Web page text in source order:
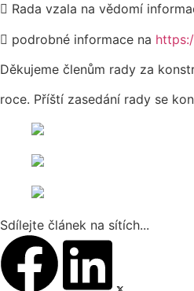
 Rada vzala na vědomí
 podrobné informace na
Děkujeme členům rady za
roce. Příští zasedání rady se
Sdílejte článek na sítích...